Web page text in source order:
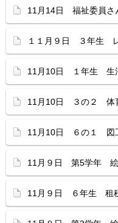
11月14日 福祉委員さ
１１月９日 ３年生
11月10日 １年生 生
11月10日 ３の２ 体
11月10日 ６の１ 図
11月９日 第5学年 絵
11月９日 ６年生 租